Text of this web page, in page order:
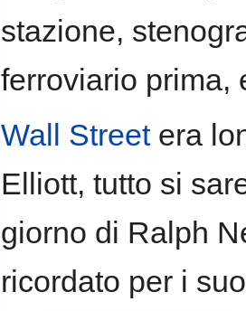
stazione,
ferroviario prima,
Wall Streetera
Elliott, tutto si
giorno di Ralph
ricordato per i